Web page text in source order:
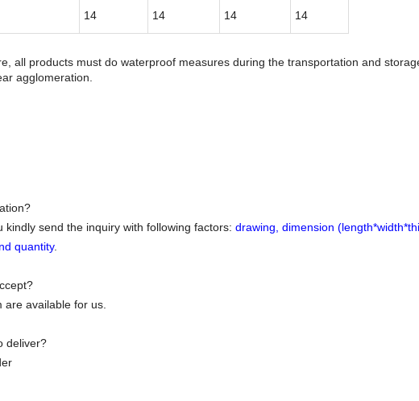
14 14 14 14
all products must do waterproof measures during the transportation and
agglomeration.
send the inquiry with following factors: drawing, dimension
quantity.
are available for us.
deliver?